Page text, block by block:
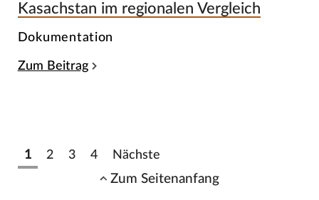
Kasachstan im regionalen Vergleich
Dokumentation
Zum Beitrag
1 2 3 4 Nächste
Zum Seitenanfang